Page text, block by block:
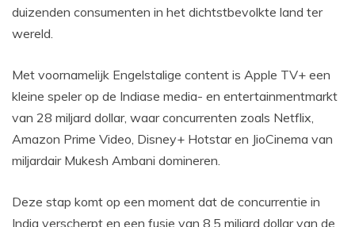
duizenden consumenten in het dichtstbevolkte land ter
wereld.
Met voornamelijk Engelstalige content is Apple TV+ een
kleine speler op de Indiase media- en entertainmentmarkt
van 28 miljard dollar, waar concurrenten zoals Netflix,
Amazon Prime Video, Disney+ Hotstar en JioCinema van
miljardair Mukesh Ambani domineren.
Deze stap komt op een moment dat de concurrentie in
India verscherpt en een fusie van 8,5 miljard dollar van de